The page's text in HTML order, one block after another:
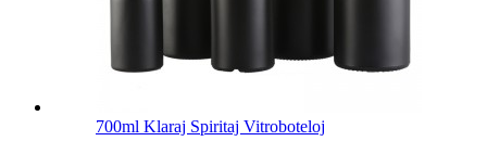
700ml Klaraj Spiritaj Vitroboteloj